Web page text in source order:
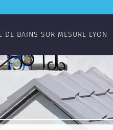
DE BAINS SUR MESURE LYON